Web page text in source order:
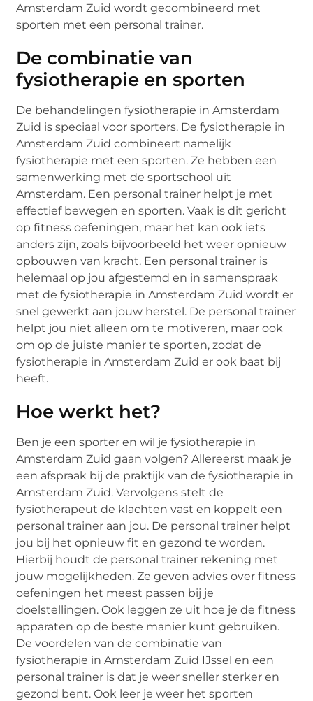
Amsterdam Zuid wordt gecombineerd met
sporten met een personal trainer.
De combinatie van
fysiotherapie en sporten
De behandelingen fysiotherapie in Amsterdam
Zuid is speciaal voor sporters. De fysiotherapie in
Amsterdam Zuid combineert namelijk
fysiotherapie met een sporten. Ze hebben een
samenwerking met de sportschool uit
Amsterdam. Een personal trainer helpt je met
effectief bewegen en sporten. Vaak is dit gericht
op fitness oefeningen, maar het kan ook iets
anders zijn, zoals bijvoorbeeld het weer opnieuw
opbouwen van kracht. Een personal trainer is
helemaal op jou afgestemd en in samenspraak
met de fysiotherapie in Amsterdam Zuid wordt er
snel gewerkt aan jouw herstel. De personal trainer
helpt jou niet alleen om te motiveren, maar ook
om op de juiste manier te sporten, zodat de
fysiotherapie in Amsterdam Zuid er ook baat bij
heeft.
Hoe werkt het?
Ben je een sporter en wil je fysiotherapie in
Amsterdam Zuid gaan volgen? Allereerst maak je
een afspraak bij de praktijk van de fysiotherapie in
Amsterdam Zuid. Vervolgens stelt de
fysiotherapeut de klachten vast en koppelt een
personal trainer aan jou. De personal trainer helpt
jou bij het opnieuw fit en gezond te worden.
Hierbij houdt de personal trainer rekening met
jouw mogelijkheden. Ze geven advies over fitness
oefeningen het meest passen bij je
doelstellingen. Ook leggen ze uit hoe je de fitness
apparaten op de beste manier kunt gebruiken.
De voordelen van de combinatie van
fysiotherapie in Amsterdam Zuid IJssel en een
personal trainer is dat je weer sneller sterker en
gezond bent. Ook leer je weer het sporten